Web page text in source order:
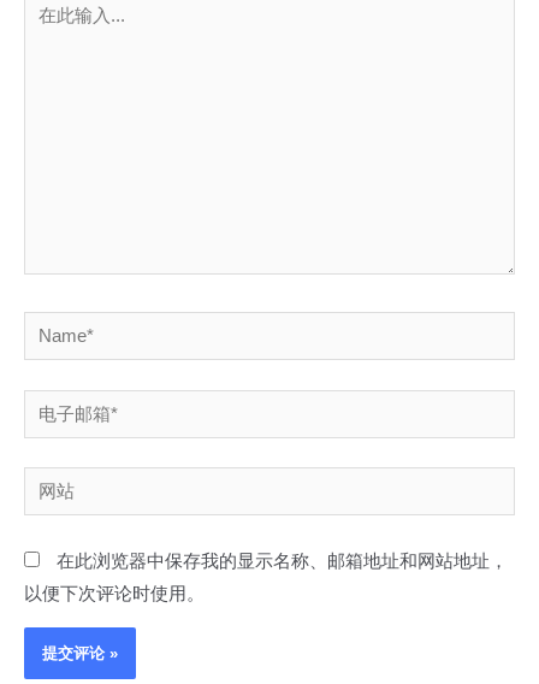
Name*
电
子
邮
箱
网
站
在此浏览器中保存我的显示名称、邮箱地址和网站地址，
以便下次评论时使用。